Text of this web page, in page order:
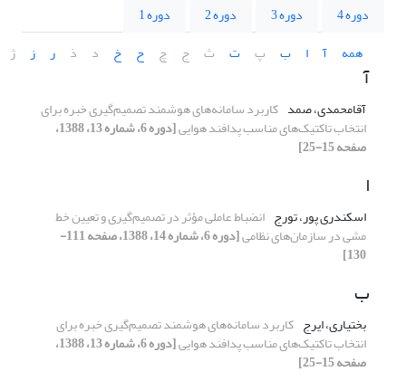
دوره 4
دوره 3 دوره 2
دوره 1
همه
آ ا ب پ ت ث ج چ ح خ د ذ ر ز ژ
آ
آقامحمدی، صمد کاربرد سامانه‌های هوشمند تصمیم‌گیری خبره برای
انتخاب تاکتیک‌های مناسب پدافند هوایی [دوره 6، شماره 13، 1388،
صفحه 15-25]
ا
اسکندری پور، تورج انضباط عاملی مؤثر در تصمیم‌گیری و تعیین خط
مشی در سازمان‌های نظامی [دوره 6، شماره 14، 1388، صفحه 111-
130]
ب
بختیاری، ایرج کاربرد سامانه‌های هوشمند تصمیم‌گیری خبره برای
انتخاب تاکتیک‌های مناسب پدافند هوایی [دوره 6، شماره 13، 1388،
صفحه 15-25]